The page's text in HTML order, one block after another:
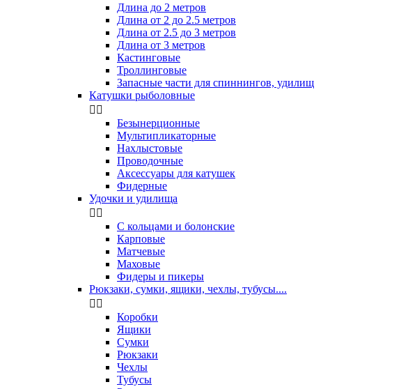
Длина до 2 метров
Длина от 2 до 2.5 метров
Длина от 2.5 до 3 метров
Длина от 3 метров
Кастинговые
Троллинговые
Запасные части для спиннингов, удилищ
Катушки рыболовные
 
Безынерционные
Мультипликаторные
Нахлыстовые
Проводочные
Аксессуары для катушек
Фидерные
Удочки и удилища
 
С кольцами и болонские
Карповые
Матчевые
Маховые
Фидеры и пикеры
Рюкзаки, сумки, ящики, чехлы, тубусы....
 
Коробки
Ящики
Сумки
Рюкзаки
Чехлы
Тубусы